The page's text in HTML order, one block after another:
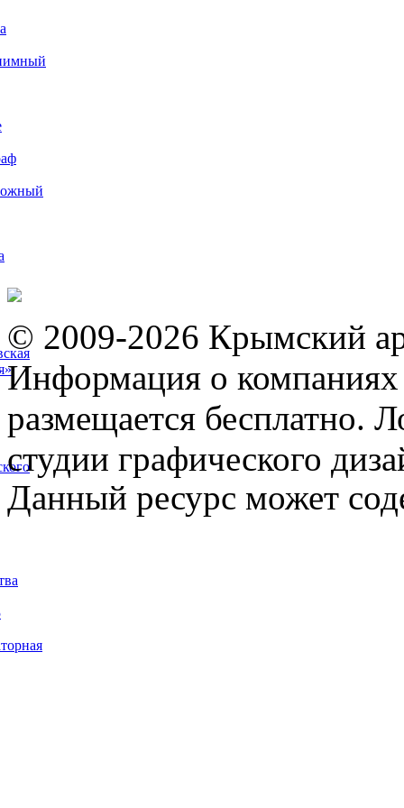
© 2009-2026 Крымский
Информация о компаниях
размещается бесплатно.
студии графического
Данный ресурс может